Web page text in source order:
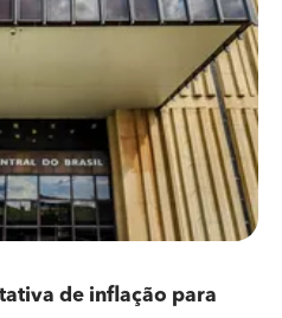
de inflação para